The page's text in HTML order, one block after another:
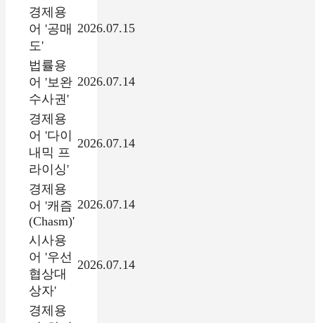
경제용
어 '공매
도'
2026.07.15
법률용
어 '보완
수사권'
2026.07.14
경제용
어 '다이
내믹 프
라이싱'
2026.07.14
경제용
어 '캐즘
(Chasm)'
2026.07.14
시사용
어 '우선
협상대
상자'
2026.07.14
경제용